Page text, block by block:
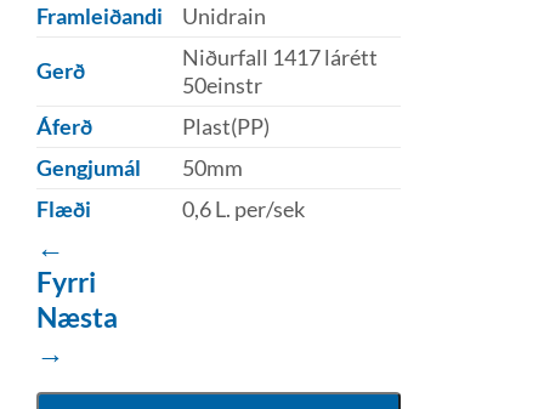
Framleiðandi
Unidrain
Gerð
Niðurfall 1417 lárétt
50einstr
Áferð
Plast(PP)
Gengjumál
50mm
Flæði
0,6 L. per/sek
←
Fyrri
Næsta
→